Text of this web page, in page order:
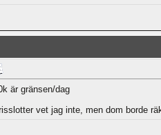
är gränsen/dag
vet jag inte, men dom borde